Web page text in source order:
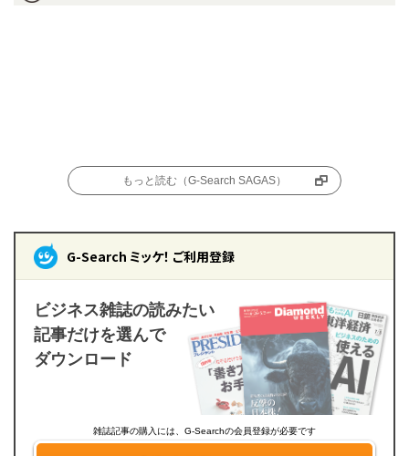
もっと読む（G-Search SAGAS）
G-Search ミッケ！ ご利用登録
ビジネス雑誌の読みたい
記事だけを選んで
ダウンロード
雑誌記事の購入には、G-Searchの会員登録が必要です